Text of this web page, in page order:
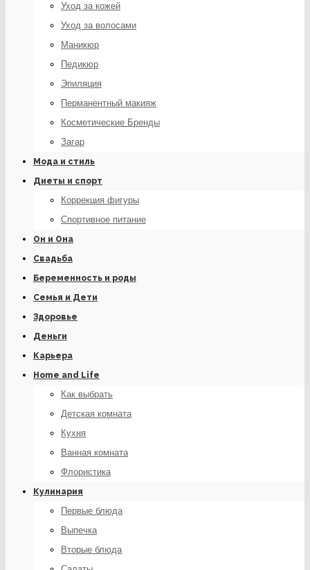
Уход за кожей
Уход за волосами
Маникюр
Педикюр
Эпиляция
Перманентный макияж
Косметические Бренды
Загар
Мода и стиль
Диеты и спорт
Коррекция фигуры
Спортивное питание
Он и Она
Свадьба
Беременность и роды
Семья и Дети
Здоровье
Деньги
Карьера
Home and Life
Как выбрать
Детская комната
Кухня
Ванная комната
Флористика
Кулинария
Первые блюда
Выпечка
Вторые блюда